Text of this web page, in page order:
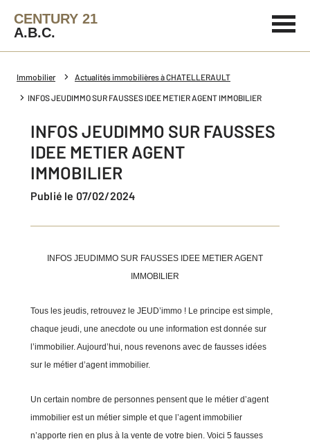
CENTURY 21
A.B.C.
Immobilier Actualités immobilières à CHATELLERAULT
INFOS JEUDIMMO SUR FAUSSES IDEE METIER AGENT IMMOBILIER
INFOS JEUDIMMO SUR FAUSSES
IDEE METIER AGENT
IMMOBILIER
Publié le 07/02/2024
INFOS JEUDIMMO SUR FAUSSES IDEE METIER AGENT
IMMOBILIER
Tous les jeudis, retrouvez le JEUD’immo ! Le principe est simple,
chaque jeudi, une anecdote ou une information est donnée sur
l’immobilier. Aujourd’hui, nous revenons avec de fausses idées
sur le métier d’agent immobilier.
Un certain nombre de personnes pensent que le métier d’agent
immobilier est un métier simple et que l’agent immobilier
n’apporte rien en plus à la vente de votre bien. Voici 5 fausses